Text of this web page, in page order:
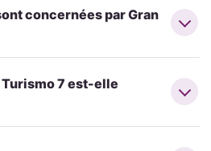
concernées par Gran
Turismo 7 est-elle